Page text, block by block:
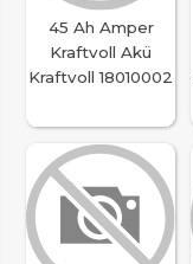
45 Ah Amper
Kraftvoll Akü
Kraftvoll 18010002